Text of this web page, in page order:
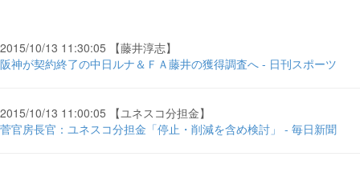
2015/10/13 11:30:05 【藤井淳志】
阪神が契約終了の中日ルナ＆ＦＡ藤井の獲得調査へ - 日刊スポーツ
2015/10/13 11:00:05 【ユネスコ分担金】
菅官房長官：ユネスコ分担金「停止・削減を含め検討」 - 毎日新聞